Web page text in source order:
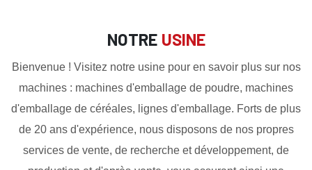
NOTRE USINE
Bienvenue ! Visitez notre usine pour en savoir plus sur nos
machines : machines d'emballage de poudre, machines
d'emballage de céréales, lignes d'emballage. Forts de plus
de 20 ans d'expérience, nous disposons de nos propres
services de vente, de recherche et développement, de